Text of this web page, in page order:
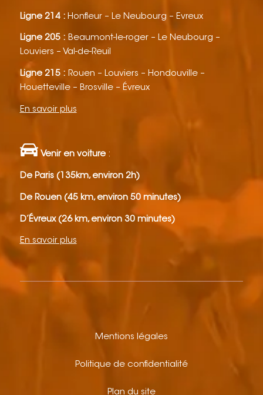
Ligne 214 : Honfleur – Le Neubourg – Evreux
Ligne 205 : Beaumont-le-roger – Le Neubourg –
Louviers – Val-de-Reuil
Ligne 215 : Rouen – Louviers – Hondouville –
Houetteville – Brosville – Évreux
En savoir plus
Venir en voiture:
De Paris (135km, environ 2h)
De Rouen (45 km, environ 50 minutes)
D’Évreux (26 km, environ 30 minutes)
En savoir plus
Mentions légales
Politique de confidentialité
Plan du site